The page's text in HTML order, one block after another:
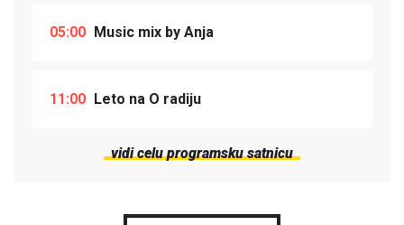
05:00 Music mix by Anja
11:00 Leto na O radiju
vidi celu programsku satnicu